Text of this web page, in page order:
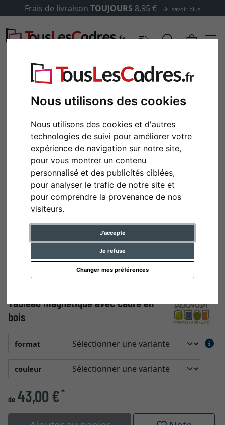
Nous utilisons des cookies
Nous utilisons des cookies et d'autres
technologies de suivi pour améliorer votre
expérience de navigation sur notre site,
pour vous montrer un contenu
personnalisé et des publicités ciblées,
pour analyser le trafic de notre site et
pour comprendre la provenance de nos
visiteurs.
J'accepte
Je refuse
Changer mes préférences
Frais de livraison TOUJOURS 8,95 € savoir plus
Tableau magnétique avec cadre en
bois
format
couleur
de 43,00 €*